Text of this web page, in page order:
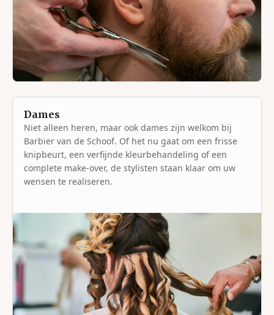
Dames
Niet alleen heren, maar ook dames zijn welkom bij
Barbier van de Schoof. Of het nu gaat om een frisse
knipbeurt, een verfijnde kleurbehandeling of een
complete make-over, de stylisten staan klaar om uw
wensen te realiseren.